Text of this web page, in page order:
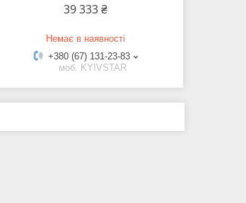
39 333 ₴
Немає в наявності
+380 (67) 131-23-83
моб. KYIVSTAR